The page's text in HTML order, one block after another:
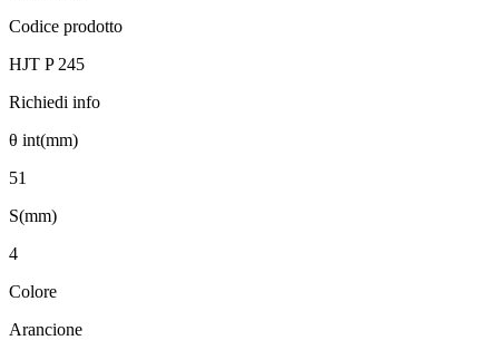
Codice prodotto
HJT P 245
Richiedi info
θ int(mm)
51
S(mm)
4
Colore
Arancione